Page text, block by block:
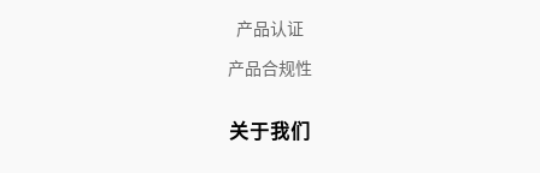
产品认证
产品合规性
关于我们